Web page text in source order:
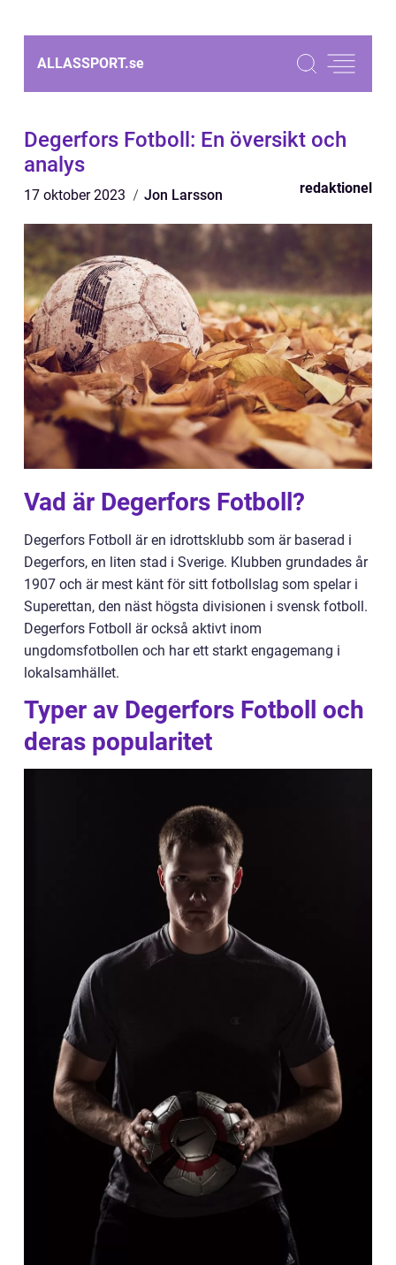
ALLASSPORT.se
Degerfors Fotboll: En översikt och
analys
17 oktober 2023 Jon Larsson redaktionel
Vad är Degerfors Fotboll?
Degerfors Fotboll är en idrottsklubb som är baserad i
Degerfors, en liten stad i Sverige. Klubben grundades år
1907 och är mest känt för sitt fotbollslag som spelar i
Superettan, den näst högsta divisionen i svensk fotboll.
Degerfors Fotboll är också aktivt inom
ungdomsfotbollen och har ett starkt engagemang i
lokalsamhället.
Typer av Degerfors Fotboll och
deras popularitet